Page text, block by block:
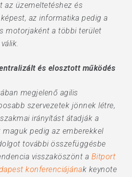
az üzemeltetéshez és
az informatika pedig a
motorjaként a többi terület
és elosztott működés
megjelenő agilis
szervezetek jönnek létre,
irányítást átadják a
pedig az emberekkel
további összefüggésbe
visszaköszönt a Bitport
konferenciájának keynote